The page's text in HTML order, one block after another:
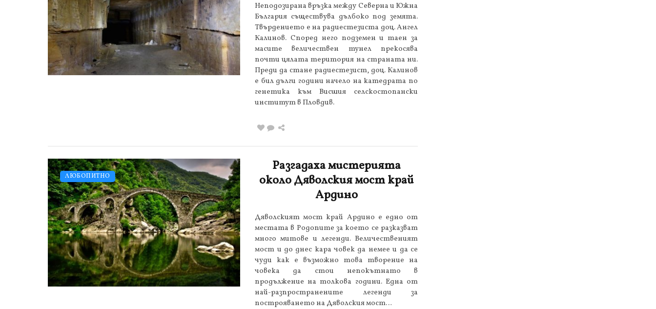
Неподозирана връзка между Северна и Южна
България съществува дълбоко под земята.
Твърдението е на радиестезиста доц. Ангел
Калинов. Според него подземен и таен за
масите величествен тунел прекосява
почти цялата територия на страната ни.
Преди да стане радиестезист, доц. Калинов
е бил дълги години начело на катедрата по
генетика към Висшия селскостопански
институт в Пловдив.
ЛЮБОПИТНО
Разгадаха мистерията
около Дяволския мост край
Ардино
Дяволският мост край Ардино е едно от
местата в Родопите за което се разказват
много митове и легенди. Величественият
мост и до днес кара човек да немее и да се
чуди как е възможно това творение на
човека да стои непокътнато в
продължение на толкова години. Една от
най-разпространените легенди за
построяването на Дяволския мост…